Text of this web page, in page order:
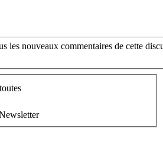
les nouveaux commentaires de cette